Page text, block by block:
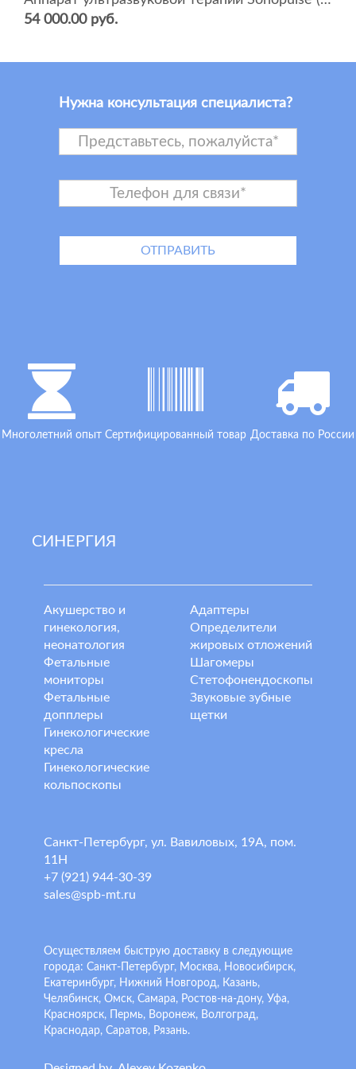
54 000.00 руб.
Нужна консультация специалиста?
Многолетний опыт Сертифицированный товар Доставка по России
СИНЕРГИЯ
Акушерство и
гинекология,
неонатология
Фетальные
мониторы
Фетальные
допплеры
Гинекологические
кресла
Гинекологические
кольпоскопы
Адаптеры
Определители
жировых отложений
Шагомеры
Стетофонендоскопы
Звуковые зубные
щетки
Санкт-Петербург, ул. Вавиловых, 19А, пом.
11Н
+7 (921) 944-30-39
sales@spb-mt.ru
Осуществляем быструю доставку в следующие
города: Санкт-Петербург, Москва, Новосибирск,
Екатеринбург, Нижний Новгород, Казань,
Челябинск, Омск, Самара, Ростов-на-дону, Уфа,
Красноярск, Пермь, Воронеж, Волгоград,
Краснодар, Саратов, Рязань.